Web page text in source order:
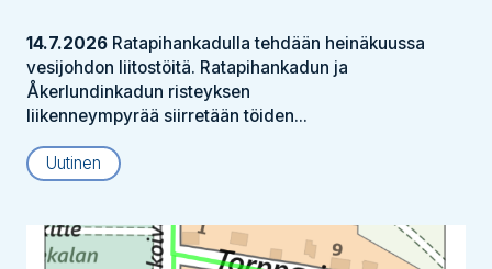
14.7.2026 Ratapihankadulla tehdään heinäkuussa
vesijohdon liitostöitä. Ratapihankadun ja
Åkerlundinkadun risteyksen
liikenneympyrää siirretään töiden...
Uutinen